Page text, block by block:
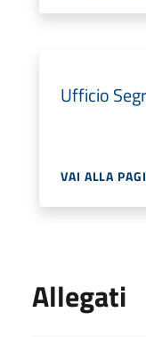
Ufficio
VAI ALLA
Allegati